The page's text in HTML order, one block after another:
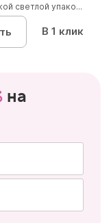
светлой упако...
В 1 клик
на